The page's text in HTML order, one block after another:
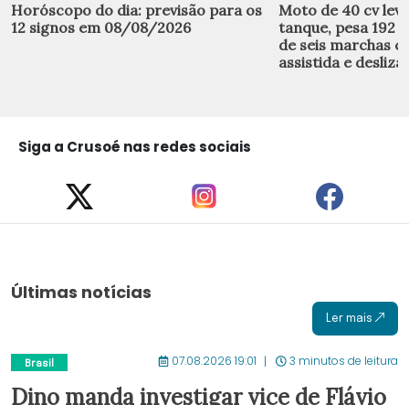
Horóscopo do dia: previsão para os
12 signos em 08/08/2026
Moto de 40 cv
tanque, pesa 192
de seis marchas
assistida e
Siga a Crusoé nas redes sociais
Últimas notícias
Ler mais
Brasil 07.08.2026 19:01 3 minutos de leitura
Dino manda investigar vice de Flávio